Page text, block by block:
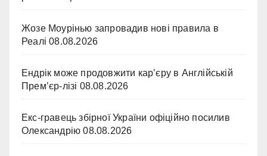
Жозе Моурінью запровадив нові правила в
Реалі 08.08.2026
Ендрік може продовжити кар’єру в Англійській
Прем’єр-лізі 08.08.2026
Екс-гравець збірної України офіційно посилив
Олександрію 08.08.2026